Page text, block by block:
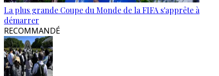
La plus grande Coupe du Monde de la FIFA s'apprête à
démarrer
RECOMMANDÉ